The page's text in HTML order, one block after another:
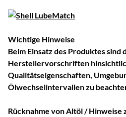
Wichtige Hinweise
Beim Einsatz des Produktes sind
Herstellervorschriften
Qualitätseigenschaften,
Ölwechselintervallen zu
Rücknahme von Altöl /